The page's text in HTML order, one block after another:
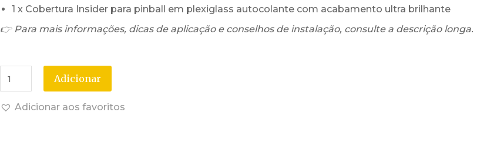
1 x Cobertura Insider para pinball em plexiglass autocolante com acabamento ultra brilhante
👉 Para mais informações, dicas de aplicação e conselhos de instalação, consulte a descrição longa.
Adicionar
Adicionar aos favoritos